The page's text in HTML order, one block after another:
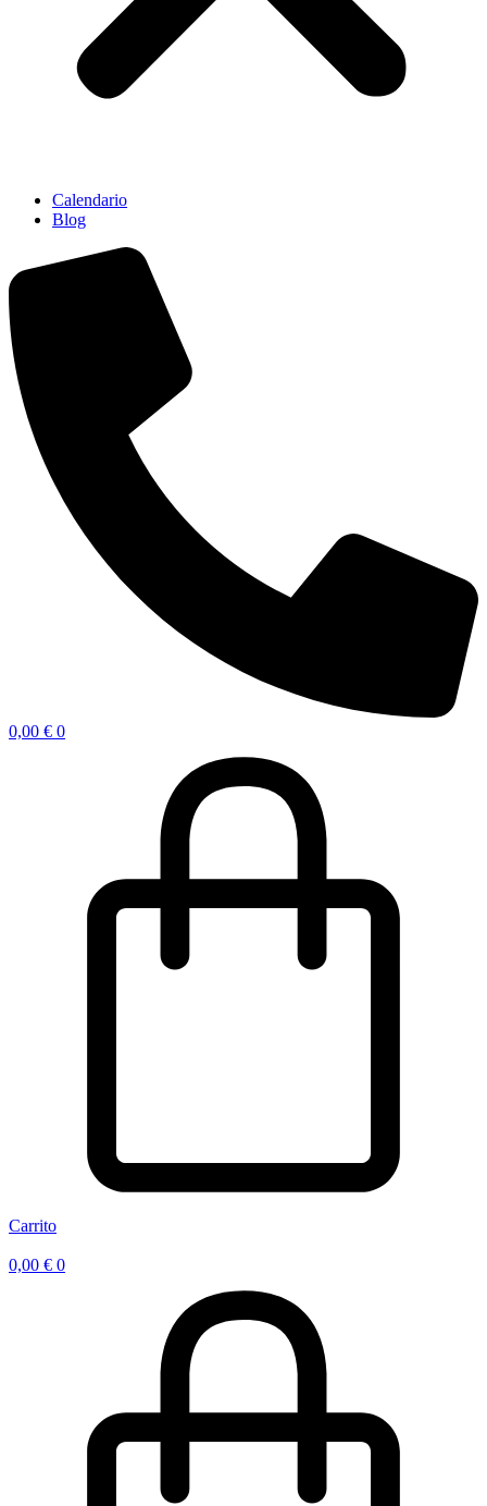
Calendario
Blog
0,00 € 0
Carrito
0,00 € 0